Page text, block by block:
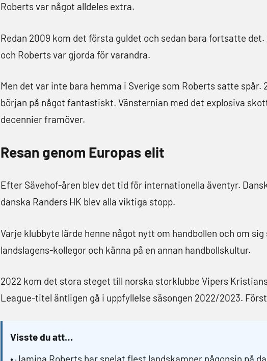
Roberts var något alldeles extra.
Redan 2009 kom det första guldet och sedan bara fortsatte
och Roberts var gjorda för varandra.
Men det var inte bara hemma i Sverige som Roberts satte spår.
början på något fantastiskt. Vänsternian med det explosiva
decennier framöver.
Resan genom Europas elit
Efter Sävehof-åren blev det tid för internationella äventyr.
danska Randers HK blev alla viktiga stopp.
Varje klubbyte lärde henne något nytt om handbollen och om
landslagens-kollegor och känna på en annan handbollskultur.
2022 kom det stora steget till norska storklubbe Vipers
League-titel äntligen gå i uppfyllelse säsongen 2022/2023.
Visste du att…
• Jamina Roberts har spelat flest landskamper någonsin på